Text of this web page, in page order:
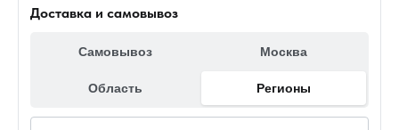
Доставка и самовывоз
Самовывоз Москва
Область Регионы